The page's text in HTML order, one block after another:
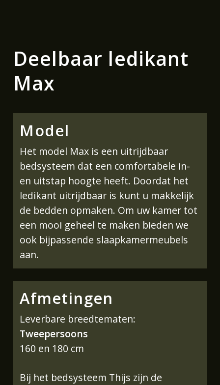
Deelbaar ledikant
Max
Model
Het model Max is een uitrijdbaar
bedsysteem dat een comfortabele in-
en uitstap hoogte heeft. Doordat het
ledikant uitrijdbaar is kunt u makkelijk
de bedden opmaken. Om uw kamer tot
een mooi geheel te maken bieden we
ook bijpassende slaapkamermeubels
aan.
Afmetingen
Leverbare breedtematen:
Tweepersoons
160 en 180 cm
Bij het bedsysteem Thijs zijn de